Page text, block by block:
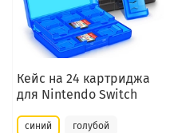
Кейс на 24 картриджа
для Nintendo Switch
синий голубой